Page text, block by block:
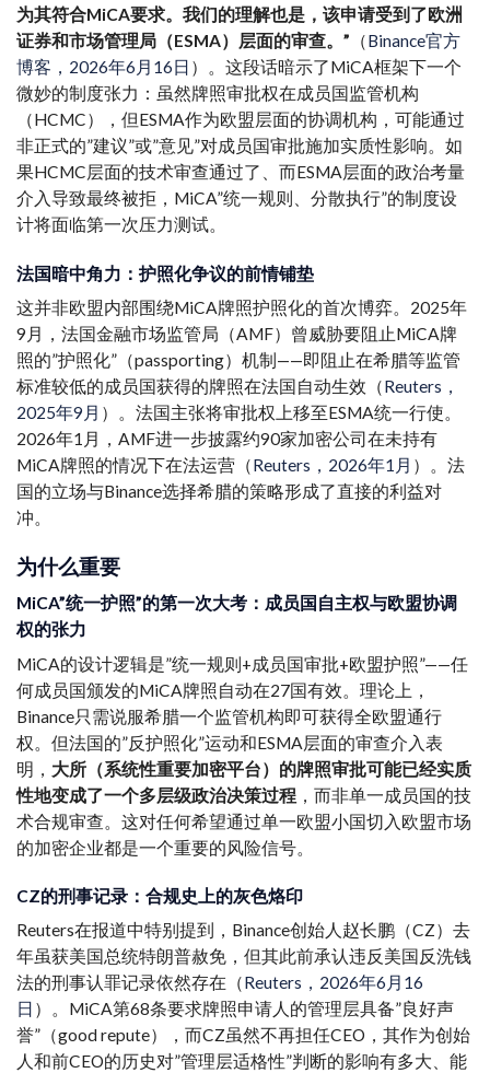
为其符合MiCA要求。我们的理解也是，该申请受到了欧洲
证券和市场管理局（ESMA）层面的审查。” （Binance官方
博客，2026年6月16日 ）。这段话暗示了MiCA框架下一个
微妙的制度张力：虽然牌照审批权在成员国监管机构
（HCMC），但ESMA作为欧盟层面的协调机构，可能通过
非正式的”建议”或”意见”对成员国审批施加实质性影响。如
果HCMC层面的技术审查通过了、而ESMA层面的政治考量
介入导致最终被拒，MiCA”统一规则、分散执行”的制度设
计将面临第一次压力测试。
法国暗中角力：护照化争议的前情铺垫
这并非欧盟内部围绕MiCA牌照护照化的首次博弈。2025年
9月，法国金融市场监管局（AMF）曾威胁要阻止MiCA牌
照的”护照化”（passporting）机制——即阻止在希腊等监管
标准较低的成员国获得的牌照在法国自动生效（Reuters，
2025年9月 ）。法国主张将审批权上移至ESMA统一行使。
2026年1月，AMF进一步披露约90家加密公司在未持有
MiCA牌照的情况下在法运营（Reuters，2026年1月 ）。法
国的立场与Binance选择希腊的策略形成了直接的利益对
冲。
为什么重要
MiCA”统一护照”的第一次大考：成员国自主权与欧盟协调
权的张力
MiCA的设计逻辑是”统一规则+成员国审批+欧盟护照”——任
何成员国颁发的MiCA牌照自动在27国有效。理论上，
Binance只需说服希腊一个监管机构即可获得全欧盟通行
权。但法国的”反护照化”运动和ESMA层面的审查介入表
明， 大所（系统性重要加密平台）的牌照审批可能已经实质
性地变成了一个多层级政治决策过程 ，而非单一成员国的技
术合规审查。这对任何希望通过单一欧盟小国切入欧盟市场
的加密企业都是一个重要的风险信号。
CZ的刑事记录：合规史上的灰色烙印
Reuters在报道中特别提到，Binance创始人赵长鹏（CZ）去
年虽获美国总统特朗普赦免，但其此前承认违反美国反洗钱
法的刑事认罪记录依然存在（Reuters，2026年6月16
日 ）。MiCA第68条要求牌照申请人的管理层具备”良好声
誉”（good repute），而CZ虽然不再担任CEO，其作为创始
人和前CEO的历史对”管理层适格性”判断的影响有多大、能